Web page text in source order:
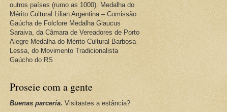
outros países (rumo as 1000). Medalha do
Mérito Cultural Lilian Argentina – Comissão
Gaúcha de Folclore Medalha Glaucus
Saraiva, da Câmara de Vereadores de Porto
Alegre Medalha do Mérito Cultural Barbosa
Lessa, do Movimento Tradicionalista
Gaúcho do RS
Proseie com a gente
Buenas parceria. Visitastes a estância?